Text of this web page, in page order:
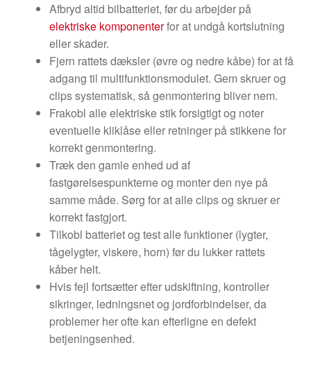
Afbryd altid bilbatteriet, før du arbejder på
elektriske komponenterfor at undgå kortslutning
eller skader.
Fjern rattets dæksler (øvre og nedre kåbe) for at få
adgang til multifunktionsmodulet. Gem skruer og
clips systematisk, så genmontering bliver nem.
Frakobl alle elektriske stik forsigtigt og noter
eventuelle kliklåse eller retninger på stikkene for
korrekt genmontering.
Træk den gamle enhed ud af
fastgørelsespunkterne og monter den nye på
samme måde. Sørg for at alle clips og skruer er
korrekt fastgjort.
Tilkobl batteriet og test alle funktioner (lygter,
tågelygter, viskere, horn) før du lukker rattets
kåber helt.
Hvis fejl fortsætter efter udskiftning, kontroller
sikringer, ledningsnet og jordforbindelser, da
problemer her ofte kan efterligne en defekt
betjeningsenhed.